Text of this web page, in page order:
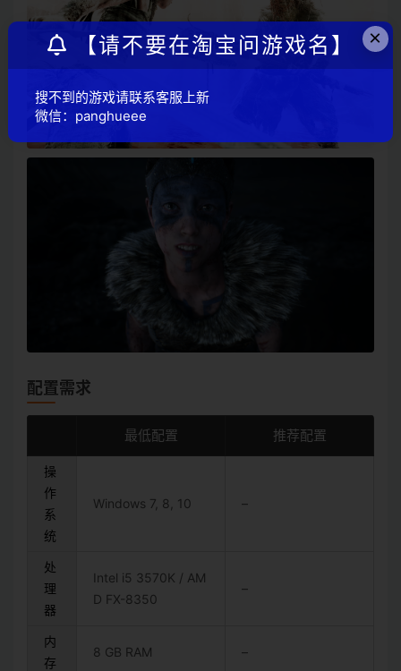
配置需求
最低配置 推荐配置
操
作
系
统
Windows 7, 8, 10 –
处
理
器
Intel i5 3570K / AM
D FX-8350
–
内
存
8 GB RAM –
×
【请不要在淘宝问游戏名】
搜不到的游戏请联系客服上新
微信：panghueee